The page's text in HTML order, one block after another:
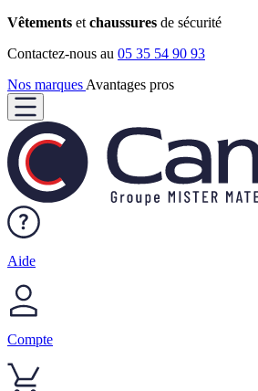
Vêtements et chaussures de sécurité
Contactez-nous au 05 35 54 90 93
Nos marques Avantages pros
Aide
Compte